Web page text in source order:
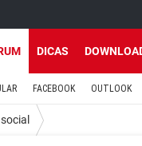
DICAS
FACEBOOK OUTLOOK
social